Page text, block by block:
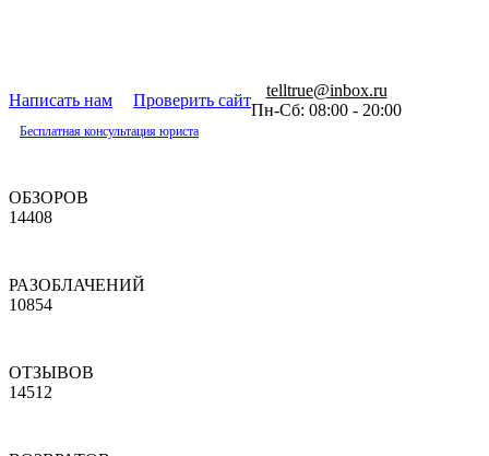
Написать нам Проверить сайт
telltrue@inbox.ru
Пн-Сб: 08:00 - 20:00
Бесплатная консультация юриста
ОБЗОРОВ
14408
РАЗОБЛАЧЕНИЙ
10854
ОТЗЫВОВ
14512